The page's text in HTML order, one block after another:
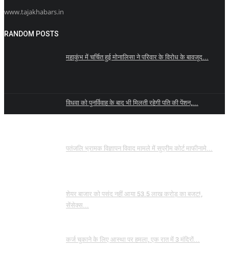
www.tajakhabars.in
RANDOM POSTS
महाकुंभ में चर्चित हुई मोनालिसा ने परिवार के विरोध के बावजूद...
विधवा को पुनर्विवाह के बाद भी मिलती रहेगी पति की पेंशन,...
पतंजलि भ्रामक विज्ञापन विवाद मामले में सुप्रीम कोर्ट माफीनामे...
शेयर बाजार को पसंद नहीं आया 53.5 लाख करोड़ का बजट!,
सेंसेक्स...
कर्ज चुकाने के लिए आस्था पर हमला, एक रात में 3 मंदिरों...